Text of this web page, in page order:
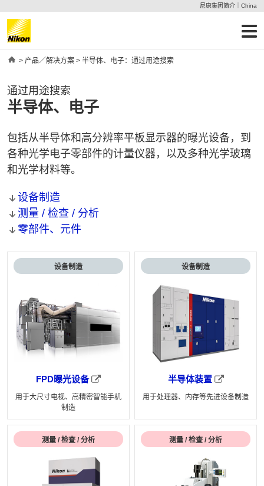
尼康集团简介｜China
Home
> 产品／解决方案> 半导体、电子：通过用途搜索
通过用途搜索
半导体、电子
包括从半导体和高分辨率平板显示器的曝光设备，到
各种光学电子零部件的计量仪器，以及多种光学玻璃
和光学材料等。
设备制造
测量 / 检查 / 分析
零部件、元件
设备制造
FPD曝光设备
用于大尺寸电视、高精密智能手机
制造
设备制造
半导体装置
用于处理器、内存等先进设备制造
测量 / 检查 / 分析 测量 / 检查 / 分析